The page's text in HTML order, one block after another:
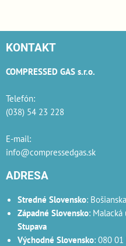
KONTAKT
COMPRESSED GAS s.r.o.
Telefón:
(038) 54 23 228
E-mail:
info@compressedgas.sk
ADRESA
Stredné Slovensko:
Západné Slovensko: Malacká
Stupava
Východné Slovensko: 080 01